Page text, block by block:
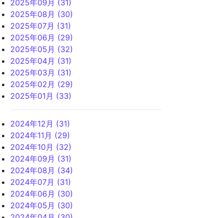
2025年09月 (31)
2025年08月 (30)
2025年07月 (31)
2025年06月 (29)
2025年05月 (32)
2025年04月 (31)
2025年03月 (31)
2025年02月 (29)
2025年01月 (33)
2024年12月 (31)
2024年11月 (29)
2024年10月 (32)
2024年09月 (31)
2024年08月 (34)
2024年07月 (31)
2024年06月 (30)
2024年05月 (30)